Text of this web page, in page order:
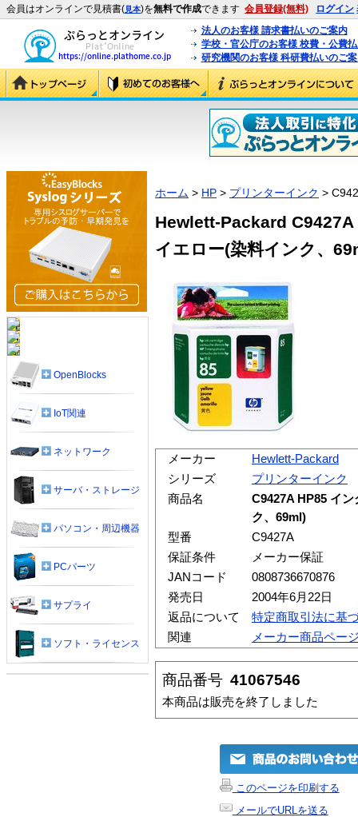
会員はオンラインで見積書(見本)を無料で作成できます 会員登録(無料) ログイン
法人のお客様 請求書払いのご案内
学校・官公庁のお客様 校費・公費
研究機関のお客様 科研費払いのご
ホーム > HP > プリンターインク >
Hewlett-Packard
イエロー(染料インク、
メーカー
Hewlett-Packard
シリーズ
プリンターインク
商品名
C9427A HP85 イ
ク、69ml)
型番
C9427A
保証条件
メーカー保証
JANコード
0808736670876
発売日
2004年6月22日
返品について
特定商取引法に基
関連
メーカー商品ペー
商品番号 41067546
本商品は販売を終了しました
このページを印刷する
メールでURLを送る
OpenBlocks
IoT関連
ネットワーク
サーバ・ストレージ
パソコン・周辺機器
PCパーツ
サプライ
ソフト・ライセンス